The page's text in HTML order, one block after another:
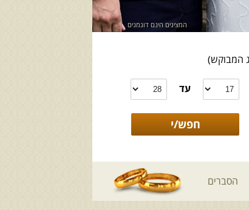
המציגים הינם דוגמנים
המבוקש)
עד
הסברים